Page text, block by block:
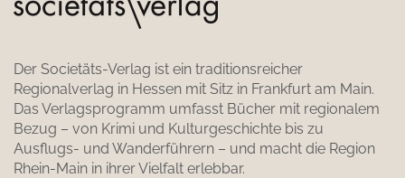
Der Societäts-Verlag ist ein traditionsreicher
Regionalverlag in Hessen mit Sitz in Frankfurt am Main.
Das Verlagsprogramm umfasst Bücher mit regionalem
Bezug – von Krimi und Kulturgeschichte bis zu
Ausflugs- und Wanderführern – und macht die Region
Rhein-Main in ihrer Vielfalt erlebbar.